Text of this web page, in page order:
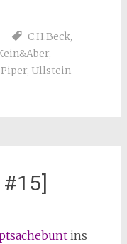
C.H.Beck,
,
Piper, Ullstein
ins